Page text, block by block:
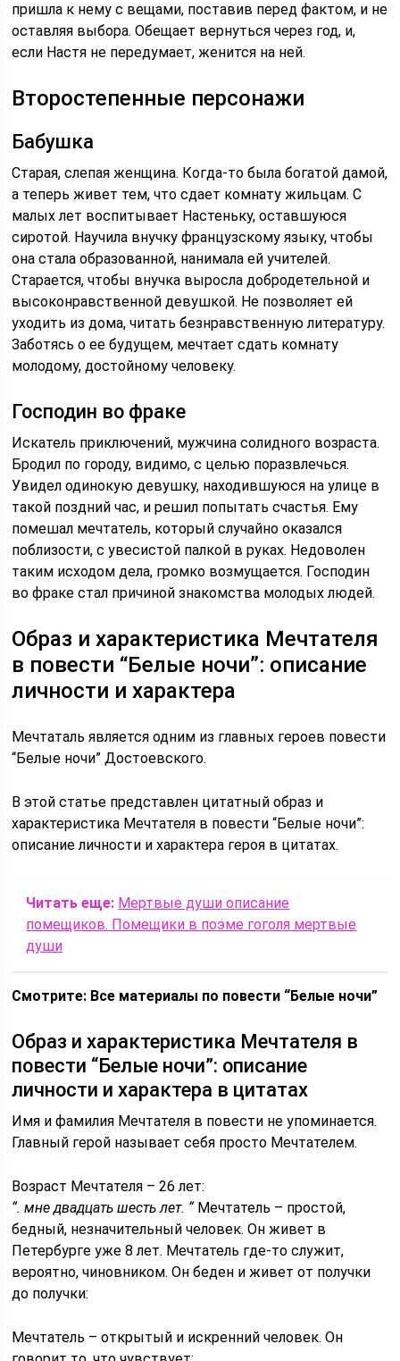
пришла к нему с вещами, поставив перед фактом, и не
оставляя выбора. Обещает вернуться через год, и,
если Настя не передумает, женится на ней.
Второстепенные персонажи
Бабушка
Старая, слепая женщина. Когда-то была богатой дамой,
а теперь живет тем, что сдает комнату жильцам. С
малых лет воспитывает Настеньку, оставшуюся
сиротой. Научила внучку французскому языку, чтобы
она стала образованной, нанимала ей учителей.
Старается, чтобы внучка выросла добродетельной и
высоконравственной девушкой. Не позволяет ей
уходить из дома, читать безнравственную литературу.
Заботясь о ее будущем, мечтает сдать комнату
молодому, достойному человеку.
Господин во фраке
Искатель приключений, мужчина солидного возраста.
Бродил по городу, видимо, с целью поразвлечься.
Увидел одинокую девушку, находившуюся на улице в
такой поздний час, и решил попытать счастья. Ему
помешал мечтатель, который случайно оказался
поблизости, с увесистой палкой в руках. Недоволен
таким исходом дела, громко возмущается. Господин
во фраке стал причиной знакомства молодых людей.
Образ и характеристика Мечтателя
в повести “Белые ночи”: описание
личности и характера
Мечтаталь является одним из главных героев повести
“Белые ночи” Достоевского.
В этой статье представлен цитатный образ и
характеристика Мечтателя в повести “Белые ночи”:
описание личности и характера героя в цитатах.
Читать еще: Мертвые души описание
помещиков. Помещики в поэме гоголя мертвые
души
Смотрите: Все материалы по повести “Белые ночи”
Образ и характеристика Мечтателя в
повести “Белые ночи”: описание
личности и характера в цитатах
Имя и фамилия Мечтателя в повести не упоминается.
Главный герой называет себя просто Мечтателем.
Возраст Мечтателя – 26 лет:
“. мне двадцать шесть лет. “Мечтатель – простой,
бедный, незначительный человек. Он живет в
Петербурге уже 8 лет. Мечтатель где-то служит,
вероятно, чиновником. Он беден и живет от получки
до получки:
Мечтатель – открытый и искренний человек. Он